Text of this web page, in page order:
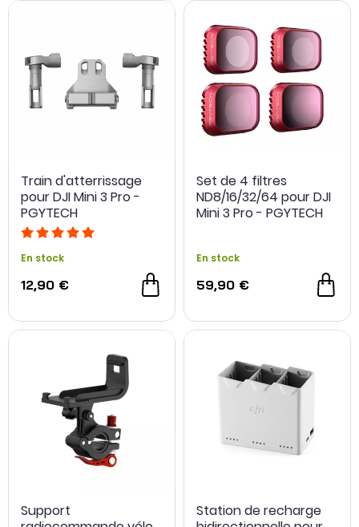
Train d'atterrissage
pour DJI Mini 3 Pro -
PGYTECH
En stock
12,90 €
Set de 4 filtres
ND8/16/32/64 pour DJI
Mini 3 Pro - PGYTECH
En stock
59,90 €
Support
Station de recharge